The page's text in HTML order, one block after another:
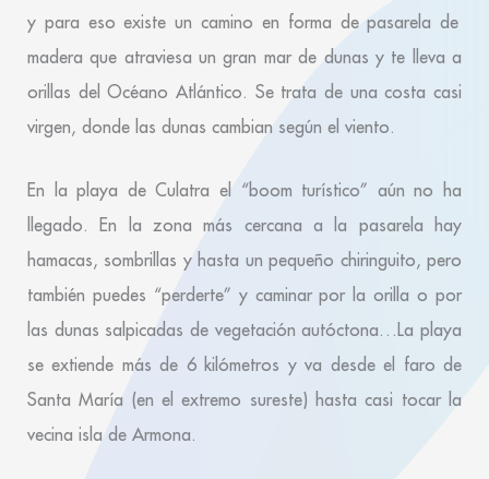
y para eso existe un camino en forma de pasarela de
madera que atraviesa un gran mar de dunas y te lleva a
orillas del Océano Atlántico. Se trata de una costa casi
virgen, donde las dunas cambian según el viento.
En la playa de Culatra el “boom turístico” aún no ha
llegado. En la zona más cercana a la pasarela hay
hamacas, sombrillas y hasta un pequeño chiringuito, pero
también puedes “perderte” y caminar por la orilla o por
las dunas salpicadas de vegetación autóctona…La playa
se extiende más de 6 kilómetros y va desde el faro de
Santa María (en el extremo sureste) hasta casi tocar la
vecina isla de Armona.